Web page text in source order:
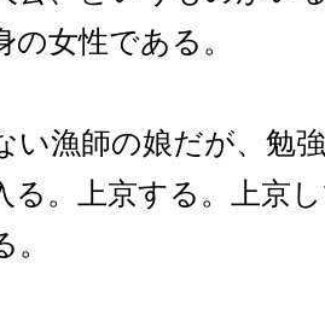
の女性である。
い漁師の娘だが、勉
る。上京する。上京